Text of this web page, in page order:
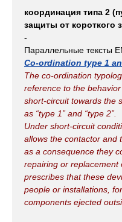
координация типа 2
защиты от короткого
-
Параллельные тексты
Co-ordination type 1
The co-ordination
reference to the
short-circuit towards the
as “type 1” and “type 2”.
Under short-circuit
allows the contactor and
as a consequence they
repairing or replacement
prescribes that these
people or installations,
components ejected